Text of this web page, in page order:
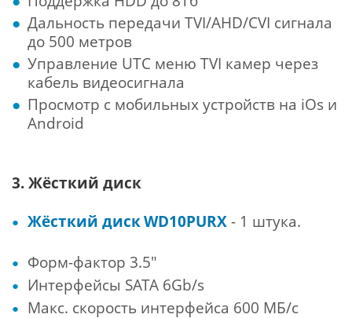
Дальность передачи TVI/AHD/CVI сигнала
до 500 метров
Управление UTC меню TVI камер через
кабель видеосигнала
Просмотр с мобильных устройств на iOs и
Android
3. Жёсткий диск
Жёсткий дискWD10PURX - 1 штука.
Форм-фактор 3.5"
Интерфейсы SATA 6Gb/s
Макс. скорость интерфейса 600 МБ/с